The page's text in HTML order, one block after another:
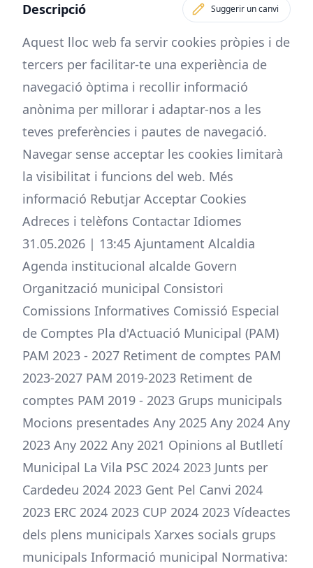
Descripció Suggerir un canvi
Aquest lloc web fa servir cookies pròpies i de
tercers per facilitar-te una experiència de
navegació òptima i recollir informació
anònima per millorar i adaptar-nos a les
teves preferències i pautes de navegació.
Navegar sense acceptar les cookies limitarà
la visibilitat i funcions del web. Més
informació Rebutjar Acceptar Cookies
Adreces i telèfons Contactar Idiomes
31.05.2026 | 13:45 Ajuntament Alcaldia
Agenda institucional alcalde Govern
Organització municipal Consistori
Comissions Informatives Comissió Especial
de Comptes Pla d'Actuació Municipal (PAM)
PAM 2023 - 2027 Retiment de comptes PAM
2023-2027 PAM 2019-2023 Retiment de
comptes PAM 2019 - 2023 Grups municipals
Mocions presentades Any 2025 Any 2024 Any
2023 Any 2022 Any 2021 Opinions al Butlletí
Municipal La Vila PSC 2024 2023 Junts per
Cardedeu 2024 2023 Gent Pel Canvi 2024
2023 ERC 2024 2023 CUP 2024 2023 Vídeactes
dels plens municipals Xarxes socials grups
municipals Informació municipal Normativa: